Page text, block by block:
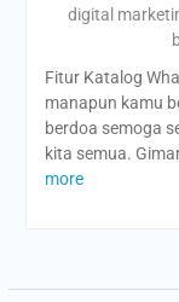
digital
Fitur Katalog
manapun kamu
berdoa semoga
kita semua.
more